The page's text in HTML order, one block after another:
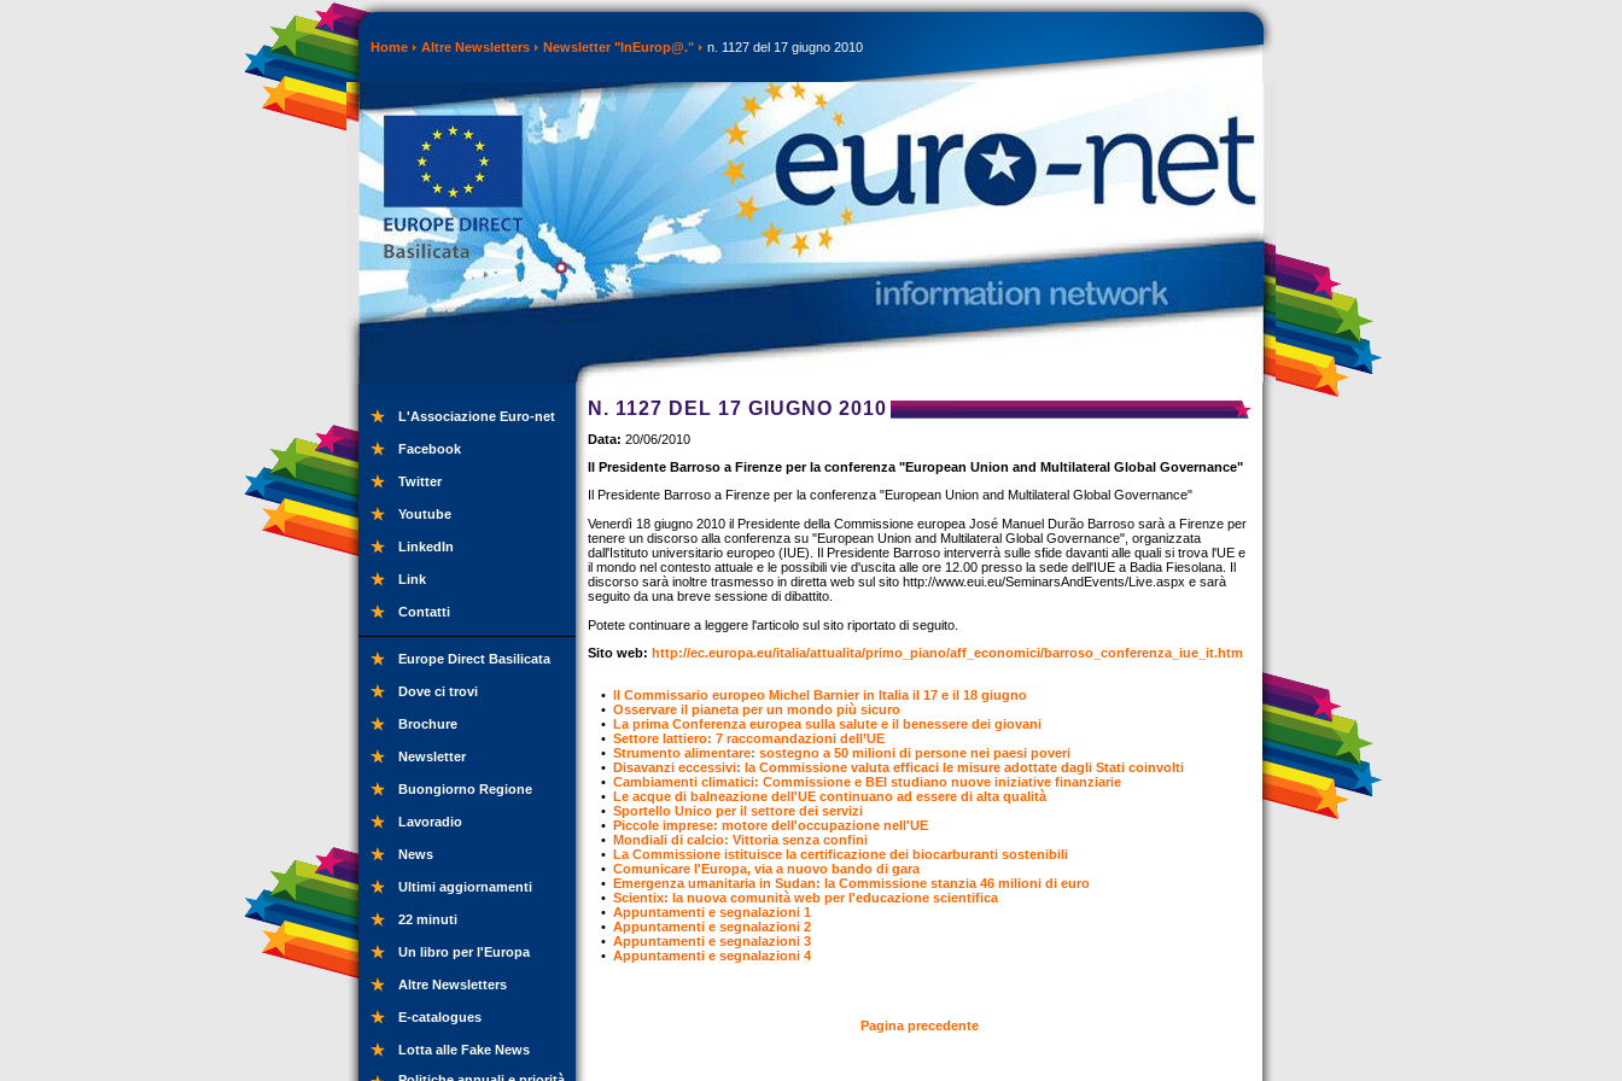
Home Altre Newsletters Newsletter "InEurop@." n. 1127 del 17 giugno 2010
L'Associazione Euro-net
Facebook
Twitter
Youtube
LinkedIn
Link
Contatti
Europe Direct Basilicata
Dove ci trovi
Brochure
Newsletter
Buongiorno Regione
Lavoradio
News
Ultimi aggiornamenti
22 minuti
Un libro per l'Europa
Altre Newsletters
E-catalogues
Lotta alle Fake News
N. 1127 DEL 17 GIUGNO 2010
Data: 20/06/2010
Il Presidente Barroso a Firenze per la conferenza "European Union and Multilateral Global Governance"
Il Presidente Barroso a Firenze per la conferenza "European Union and Multilateral Global Governance"
Venerdì 18 giugno 2010 il Presidente della Commissione europea José Manuel Durão Barroso sarà a Firenze per
tenere un discorso alla conferenza su "European Union and Multilateral Global Governance", organizzata
dall'Istituto universitario europeo (IUE). Il Presidente Barroso interverrà sulle sfide davanti alle quali si trova l'UE e
il mondo nel contesto attuale e le possibili vie d'uscita alle ore 12.00 presso la sede dell'IUE a Badia Fiesolana. Il
discorso sarà inoltre trasmesso in diretta web sul sito http://www.eui.eu/SeminarsAndEvents/Live.aspx e sarà
seguito da una breve sessione di dibattito.
Potete continuare a leggere l'articolo sul sito riportato di seguito.
Sito web: http://ec.europa.eu/italia/attualita/primo_piano/aff_economici/barroso_conferenza_iue_it.htm
• ll Commissario europeo Michel Barnier in Italia il 17 e il 18 giugno
• Osservare il pianeta per un mondo più sicuro
• La prima Conferenza europea sulla salute e il benessere dei giovani
• Settore lattiero: 7 raccomandazioni dell’UE
• Strumento alimentare: sostegno a 50 milioni di persone nei paesi poveri
• Disavanzi eccessivi: la Commissione valuta efficaci le misure adottate dagli Stati coinvolti
• Cambiamenti climatici: Commissione e BEI studiano nuove iniziative finanziarie
• Le acque di balneazione dell'UE continuano ad essere di alta qualità
• Sportello Unico per il settore dei servizi
• Piccole imprese: motore dell'occupazione nell'UE
• Mondiali di calcio: Vittoria senza confini
• La Commissione istituisce la certificazione dei biocarburanti sostenibili
• Comunicare l'Europa, via a nuovo bando di gara
• Emergenza umanitaria in Sudan: la Commissione stanzia 46 milioni di euro
• Scientix: la nuova comunità web per l'educazione scientifica
• Appuntamenti e segnalazioni 1
• Appuntamenti e segnalazioni 2
• Appuntamenti e segnalazioni 3
• Appuntamenti e segnalazioni 4
Pagina precedente